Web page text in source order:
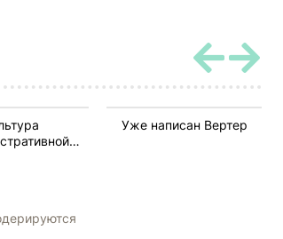
Уже написан Вертер